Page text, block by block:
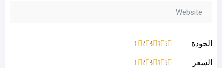
الجودة 5
4
3
2
1
السعر 5
4
3
2
1